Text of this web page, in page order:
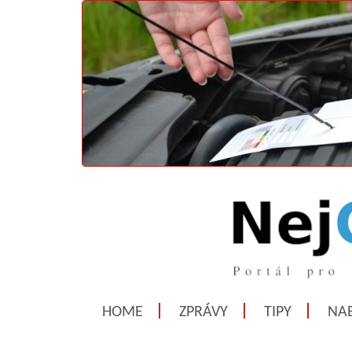
HOME ZPRÁVY TIPY